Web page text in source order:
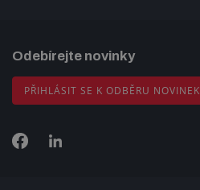
Odebírejte novinky
PŘIHLÁSIT SE K ODBĚRU NOVINEK